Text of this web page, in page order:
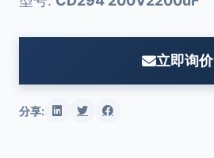
立即询价
分享: